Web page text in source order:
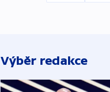
Výběr redakce